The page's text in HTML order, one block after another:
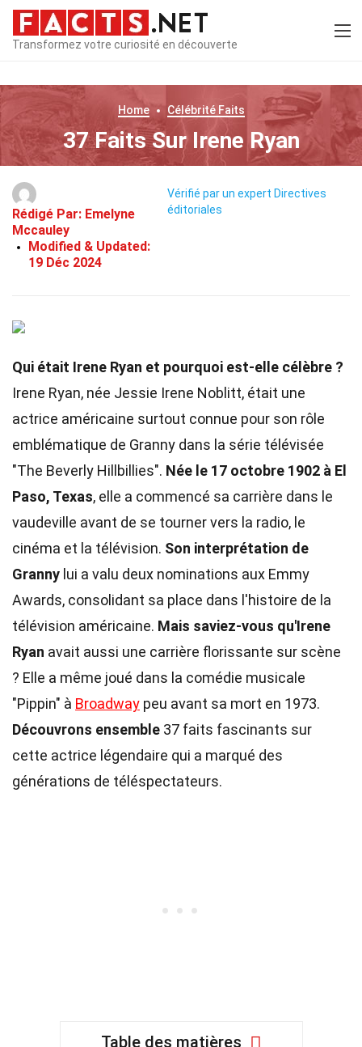
Transformez votre curiosité en découverte
Home CélébritéFaits
37 Faits Sur Irene Ryan
Rédigé Par: Emelyne
Mccauley
Modified & Updated:
19 Déc 2024
Vérifié par un expert Directives
éditoriales
Qui était Irene Ryan et pourquoi est-elle célèbre ?
Irene Ryan, née Jessie Irene Noblitt, était une
actrice américaine surtout connue pour son rôle
emblématique de Granny dans la série télévisée
"The Beverly Hillbillies". Née le 17 octobre 1902 à El
Paso, Texas, elle a commencé sa carrière dans le
vaudeville avant de se tourner vers la radio, le
cinéma et la télévision. Son interprétation de
Granny lui a valu deux nominations aux Emmy
Awards, consolidant sa place dans l'histoire de la
télévision américaine. Mais saviez-vous qu'Irene
Ryan avait aussi une carrière florissante sur scène
? Elle a même joué dans la comédie musicale
"Pippin" à Broadway peu avant sa mort en 1973.
Découvrons ensemble 37 faits fascinants sur
cette actrice légendaire qui a marqué des
générations de téléspectateurs.
Table des matières